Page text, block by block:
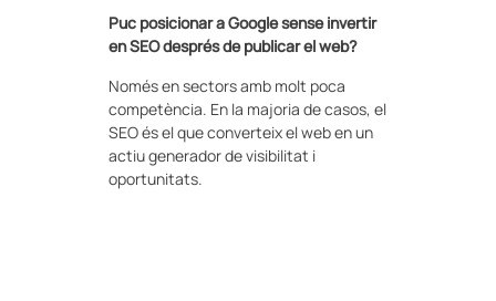
Puc posicionar a Google sense invertir
en SEO després de publicar el web?
Només en sectors amb molt poca
competència. En la majoria de casos, el
SEO és el que converteix el web en un
actiu generador de visibilitat i
oportunitats.